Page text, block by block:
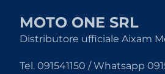
MOTO ONE SRL
Distributore ufficiale Aixam
Tel. 091541150 / Whatsapp